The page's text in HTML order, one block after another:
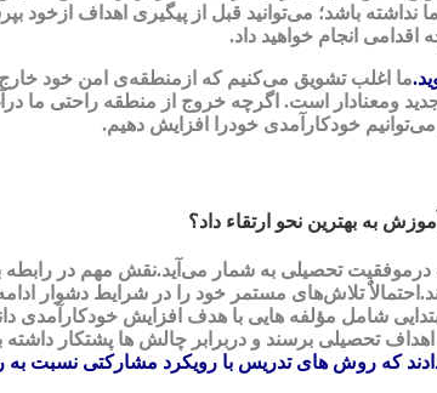
باشد؛ می‌توانید قبل از پیگیری اهداف
انجام خواهید داد.
ما اغلب تشویق می‌کنیم که ازمنطقه‌ی امن خود
ومعنادار است. اگرچه خروج از منطقه راحتی ما
خودکارآمدی خودرا افزایش دهیم.
به بهترین نحو ارتقاء داد؟
درموفقیت تحصیلی به شمار می‌آید.نقش مهم در
تلاش‌های مستمر خود را در شرایط دشوار
شامل مؤلفه هایی با هدف افزایش خودکارآمدی
اهداف تحصیلی برسند و دربرابر چالش ها پشتکار
که روش های تدریس با رویکرد مشارکتی نسبت